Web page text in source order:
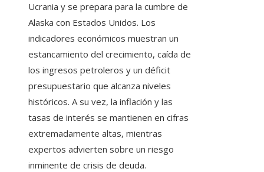
Ucrania y se prepara para la cumbre de
Alaska con Estados Unidos. Los
indicadores económicos muestran un
estancamiento del crecimiento, caída de
los ingresos petroleros y un déficit
presupuestario que alcanza niveles
históricos. A su vez, la inflación y las
tasas de interés se mantienen en cifras
extremadamente altas, mientras
expertos advierten sobre un riesgo
inminente de crisis de deuda.